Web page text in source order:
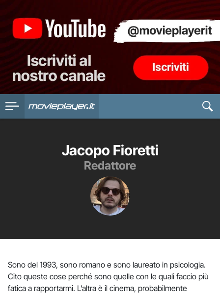
Jacopo Fioretti
Redattore
Sono del 1993, sono romano e sono laureato in psicologia.
Cito queste cose perché sono quelle con le quali faccio più
fatica a rapportarmi. L’altra è il cinema, probabilmente